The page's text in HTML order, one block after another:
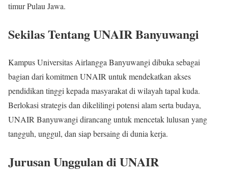
timur Pulau Jawa.
Sekilas Tentang UNAIR Banyuwangi
Kampus Universitas Airlangga Banyuwangi dibuka sebagai
bagian dari komitmen UNAIR untuk mendekatkan akses
pendidikan tinggi kepada masyarakat di wilayah tapal kuda.
Berlokasi strategis dan dikelilingi potensi alam serta budaya,
UNAIR Banyuwangi dirancang untuk mencetak lulusan yang
tangguh, unggul, dan siap bersaing di dunia kerja.
Jurusan Unggulan di UNAIR